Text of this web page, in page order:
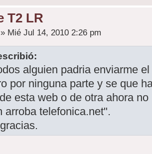
T2 LR
» Mié Jul 14, 2010 2:26 pm
alguien padria enviarme
por ninguna parte y se que
esta web o de otra ahora
arroba telefonica.net".